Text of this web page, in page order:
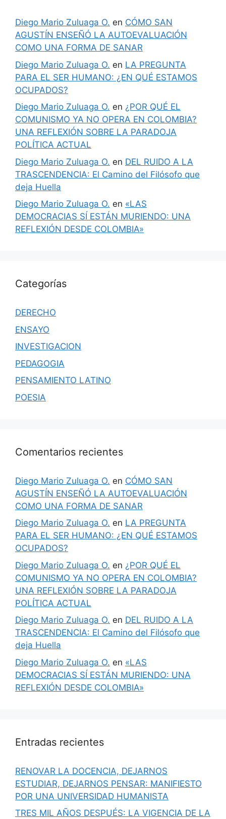
Diego Mario Zuluaga O. en CÓMO SAN
AGUSTÍN ENSEÑÓ LA AUTOEVALUACIÓN
COMO UNA FORMA DE SANAR
Diego Mario Zuluaga O. en LA PREGUNTA
PARA EL SER HUMANO: ¿EN QUÉ ESTAMOS
OCUPADOS?
Diego Mario Zuluaga O. en ¿POR QUÉ EL
COMUNISMO YA NO OPERA EN COLOMBIA?
UNA REFLEXIÓN SOBRE LA PARADOJA
POLÍTICA ACTUAL
Diego Mario Zuluaga O. en DEL RUIDO A LA
TRASCENDENCIA: El Camino del Filósofo que
deja Huella
Diego Mario Zuluaga O. en «LAS
DEMOCRACIAS SÍ ESTÁN MURIENDO: UNA
REFLEXIÓN DESDE COLOMBIA»
Categorías
DERECHO
ENSAYO
INVESTIGACION
PEDAGOGIA
PENSAMIENTO LATINO
POESIA
Comentarios recientes
Diego Mario Zuluaga O. en CÓMO SAN
AGUSTÍN ENSEÑÓ LA AUTOEVALUACIÓN
COMO UNA FORMA DE SANAR
Diego Mario Zuluaga O. en LA PREGUNTA
PARA EL SER HUMANO: ¿EN QUÉ ESTAMOS
OCUPADOS?
Diego Mario Zuluaga O. en ¿POR QUÉ EL
COMUNISMO YA NO OPERA EN COLOMBIA?
UNA REFLEXIÓN SOBRE LA PARADOJA
POLÍTICA ACTUAL
Diego Mario Zuluaga O. en DEL RUIDO A LA
TRASCENDENCIA: El Camino del Filósofo que
deja Huella
Diego Mario Zuluaga O. en «LAS
DEMOCRACIAS SÍ ESTÁN MURIENDO: UNA
REFLEXIÓN DESDE COLOMBIA»
Entradas recientes
RENOVAR LA DOCENCIA, DEJARNOS
ESTUDIAR, DEJARNOS PENSAR: MANIFIESTO
POR UNA UNIVERSIDAD HUMANISTA
TRES MIL AÑOS DESPUÉS: LA VIGENCIA DE LA